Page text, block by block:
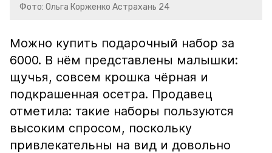
Фото: Ольга Корженко Астрахань 24
Можно купить подарочный набор за
6000. В нём представлены малышки:
щучья, совсем крошка чёрная и
подкрашенная осетра. Продавец
отметила: такие наборы пользуются
высоким спросом, поскольку
привлекательны на вид и довольно